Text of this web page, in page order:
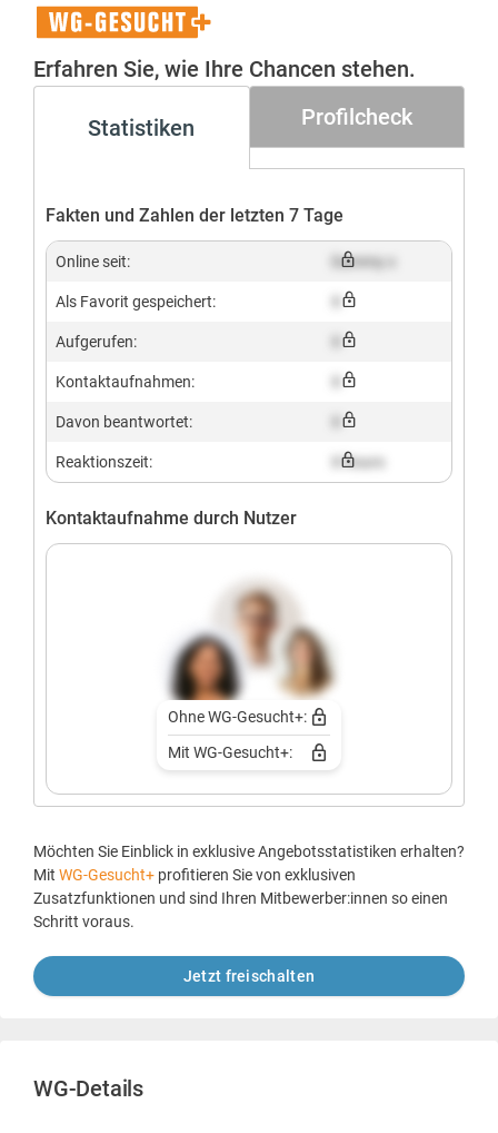
WG-
Gesucht+
Erfahren Sie, wie Ihre Chancen stehen.
Statistiken Profilcheck
Fakten und Zahlen der letzten 7 Tage
Online seit: Dummy x
Als Favorit gespeichert:
Aufgerufen:
Kontaktaufnahmen:
Davon beantwortet:
Reaktionszeit: X hours
Kontaktaufnahme durch Nutzer
Ohne WG-Gesucht+:
Mit WG-Gesucht+:
Möchten Sie Einblick in exklusive Angebotsstatistiken erhalten?
Mit WG-Gesucht+ profitieren Sie von exklusiven
Zusatzfunktionen und sind Ihren Mitbewerber:innen so einen
Schritt voraus.
Jetzt freischalten
WG-Details